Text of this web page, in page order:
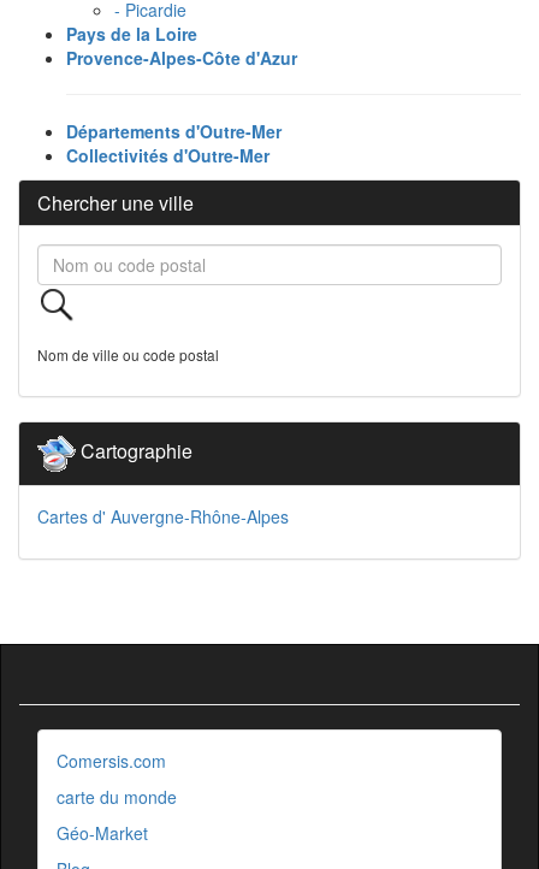
- Picardie
Pays de la Loire
Provence-Alpes-Côte d'Azur
Départements d'Outre-Mer
Collectivités d'Outre-Mer
Chercher une ville
Nom de ville ou code postal
Cartographie
Cartes d' Auvergne-Rhône-Alpes
Comersis.com
carte du monde
Géo-Market